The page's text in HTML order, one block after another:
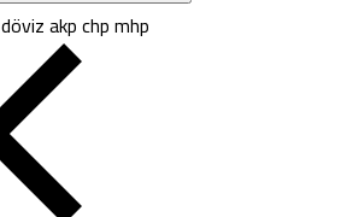
dövizakpchpmhp